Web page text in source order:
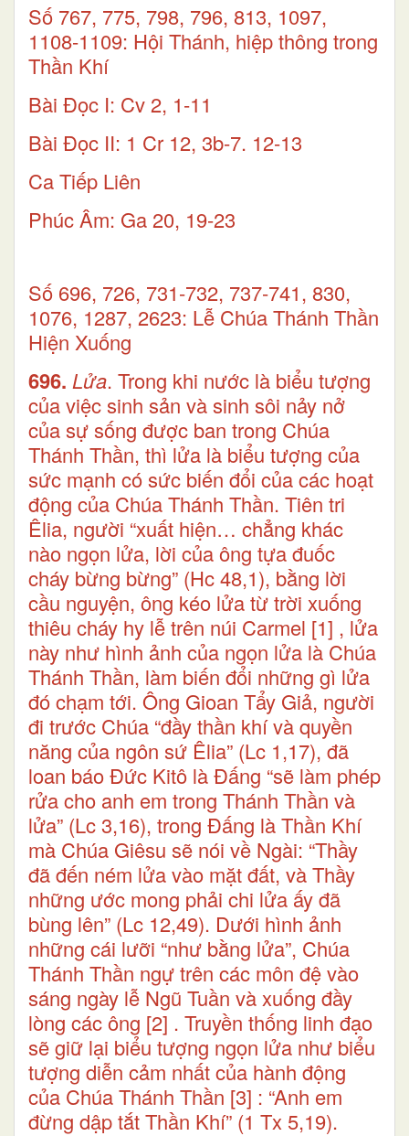
Số 767, 775, 798, 796, 813, 1097,
1108-1109: Hội Thánh, hiệp thông trong
Thần Khí
Bài Ðọc I: Cv 2, 1-11
Bài Ðọc II: 1 Cr 12, 3b-7. 12-13
Ca Tiếp Liên
Phúc Âm: Ga 20, 19-23
Số 696, 726, 731-732, 737-741, 830,
1076, 1287, 2623: Lễ Chúa Thánh Thần
Hiện Xuống
696. Lửa. Trong khi nước là biểu tượng
của việc sinh sản và sinh sôi nảy nở
của sự sống được ban trong Chúa
Thánh Thần, thì lửa là biểu tượng của
sức mạnh có sức biến đổi của các hoạt
động của Chúa Thánh Thần. Tiên tri
Êlia, người “xuất hiện… chẳng khác
nào ngọn lửa, lời của ông tựa đuốc
cháy bừng bừng” (Hc 48,1), bằng lời
cầu nguyện, ông kéo lửa từ trời xuống
thiêu cháy hy lễ trên núi Carmel [1] , lửa
này như hình ảnh của ngọn lửa là Chúa
Thánh Thần, làm biến đổi những gì lửa
đó chạm tới. Ông Gioan Tẩy Giả, người
đi trước Chúa “đầy thần khí và quyền
năng của ngôn sứ Êlia” (Lc 1,17), đã
loan báo Đức Kitô là Đấng “sẽ làm phép
rửa cho anh em trong Thánh Thần và
lửa” (Lc 3,16), trong Đấng là Thần Khí
mà Chúa Giêsu sẽ nói về Ngài: “Thầy
đã đến ném lửa vào mặt đất, và Thầy
những ước mong phải chi lửa ấy đã
bùng lên” (Lc 12,49). Dưới hình ảnh
những cái lưỡi “như bằng lửa”, Chúa
Thánh Thần ngự trên các môn đệ vào
sáng ngày lễ Ngũ Tuần và xuống đầy
lòng các ông [2] . Truyền thống linh đạo
sẽ giữ lại biểu tượng ngọn lửa như biểu
tượng diễn cảm nhất của hành động
của Chúa Thánh Thần [3] : “Anh em
đừng dập tắt Thần Khí” (1 Tx 5,19).